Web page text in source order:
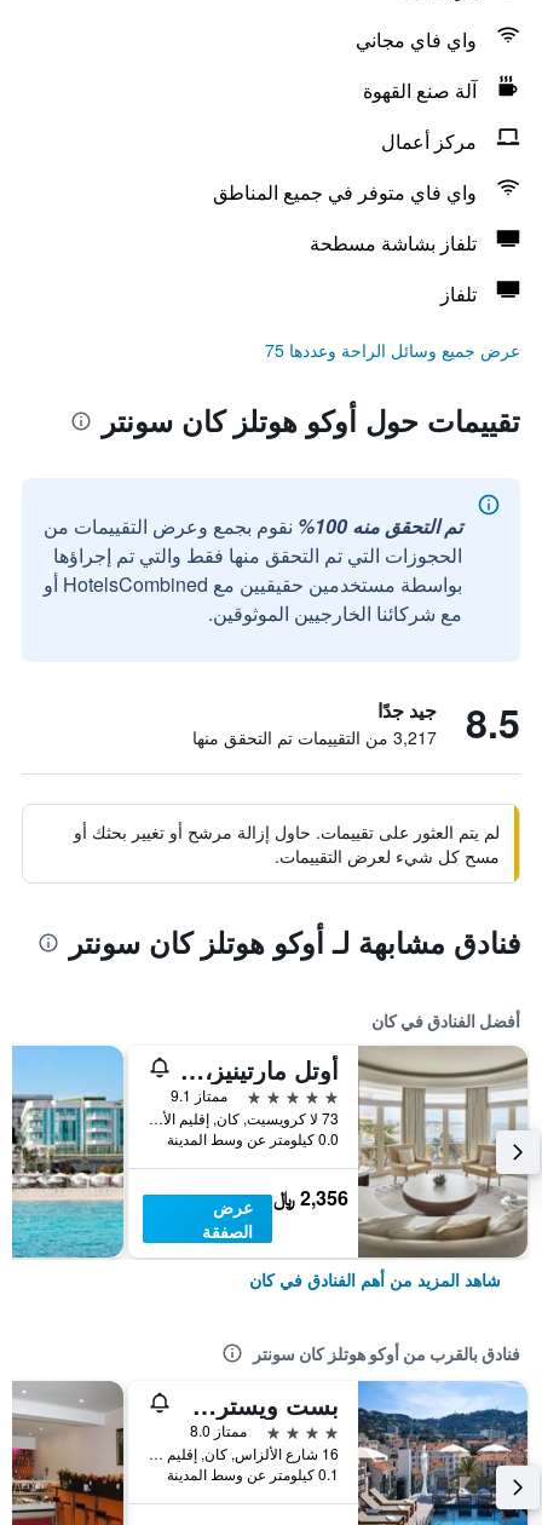
واي فاي مجاني
آلة صنع القهوة
مركز أعمال
واي فاي متوفر في جميع المناطق
تلفاز بشاشة مسطحة
تلفاز
عرض جميع وسائل الراحة وعددها 75
تقييمات حول أوكو هوتلز كان سونتر
تم التحقق منه 100%
نقوم بجمع وعرض التقييمات من
الحجوزات التي تم التحقق منها فقط والتي تم إجراؤها
بواسطة مستخدمين حقيقيين مع HotelsCombined أو
مع شركائنا الخارجيين الموثوقين.
8.5 جيد جدًا
3,217 من التقييمات تم التحقق منها
لم يتم العثور على تقييمات. حاول إزالة مرشح أو تغيير بحثك أو
مسح كل شيء لعرض التقييمات.
فنادق مشابهة لـ أوكو هوتلز كان سونتر
أفضل الفنادق في كان
أوتل مارتينيز، إن ذي أنباوند كوليكشن باي حياة
5 نجوم
ممتاز 9.1
73 لا كرويسيت, كان, إقليم الألب البحري, فرنسا
0.0 كيلومتر عن وسط المدينة
2,356 ﷼
عرض
الصفقة
شاهد المزيد من أهم الفنادق في كان
فنادق بالقرب من أوكو هوتلز كان سونتر
بست ويسترن بلس كانس ريفييرا آند سبا
4 نجوم
ممتاز 8.0
16 شارع الألزاس, كان, إقليم الألب البحري, فرنسا
0.1 كيلومتر عن وسط المدينة